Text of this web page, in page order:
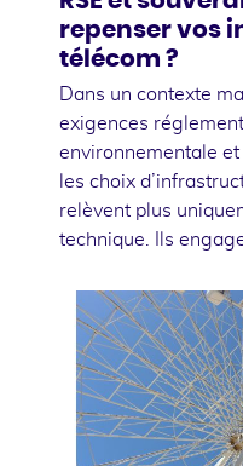
repenser vos
télécom ?
Dans un contexte
exigences
environnementale
les choix
relèvent plus
technique. Ils